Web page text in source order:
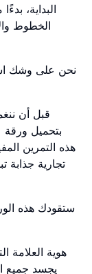
البداية،
الخطوط
نحن على وشك
قبل أن
بتحميل ورقة
هذه التمرين
تجارية جذابة
ستقودك هذه
هوية العلامة
يجسد جميع